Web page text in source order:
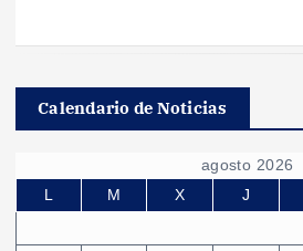
Calendario de Noticias
agosto 2026
L
M X J